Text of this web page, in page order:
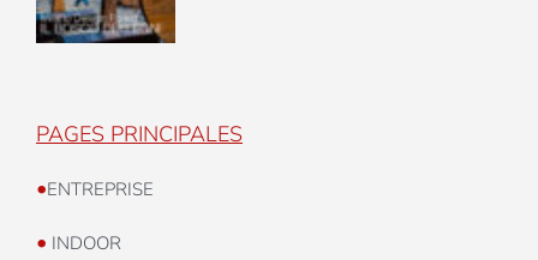
PAGES PRINCIPALES
•ENTREPRISE
• INDOOR